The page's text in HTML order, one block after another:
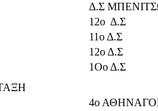
Δ.Σ
12ο Δ.Σ
11ο Δ.Σ
12ο Δ.Σ
1Οο Δ.Σ
4ο